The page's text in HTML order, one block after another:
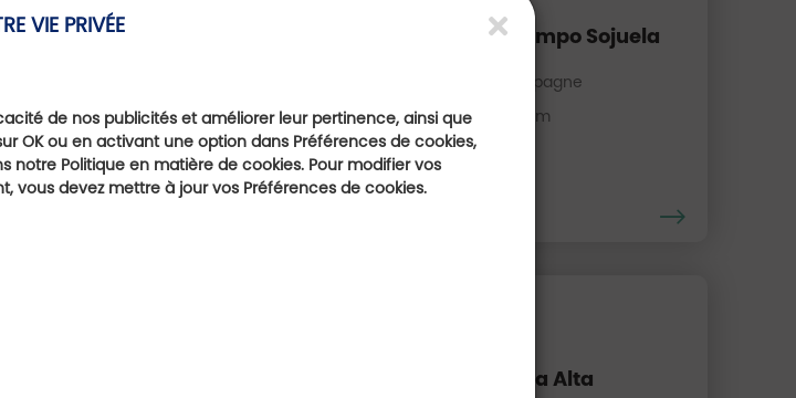
VIE PRIVÉE
de nos publicités et améliorer leur pertinence, ainsi que
OK ou en activant une option dans Préférences de cookies,
notre Politique en matière de cookies. Pour modifier vos
vous devez mettre à jour vos Préférences de cookies.
Club de Campo Sojuela
La Rioja, Espagne
Distance : 22 Km
Golf de Rioja Alta